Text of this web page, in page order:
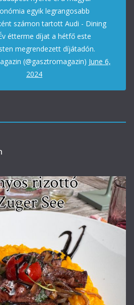
egyik legrangosabb
számon tartott Audi - Dining
étterme díjat a hétfő este
megrendezett díjátadón.
(@gasztromagazin) June 6,
2024